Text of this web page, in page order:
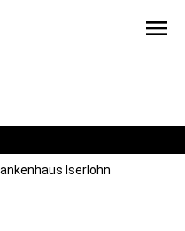
menu
Iserlohn